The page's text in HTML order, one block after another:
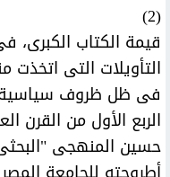
(2)
قيمة الكتاب الكبرى،
التأويلات التى
فى ظل ظروف سياسية
الربع الأول من
حسين المنهجى